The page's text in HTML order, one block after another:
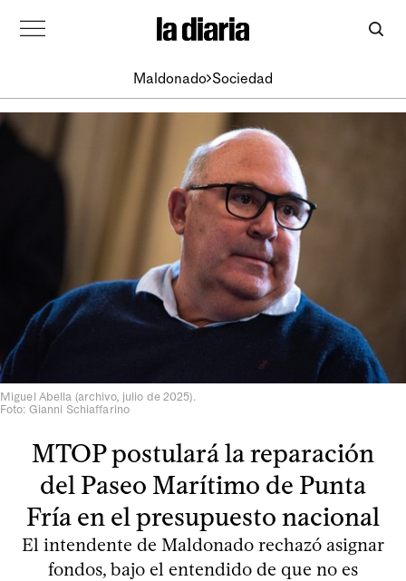
Maldonado Sociedad
Miguel Abella (archivo, julio de 2025).
Foto: Gianni Schiaffarino
MTOP postulará la reparación
del Paseo Marítimo de Punta
Fría en el presupuesto nacional
El intendente de Maldonado rechazó asignar
fondos, bajo el entendido de que no es